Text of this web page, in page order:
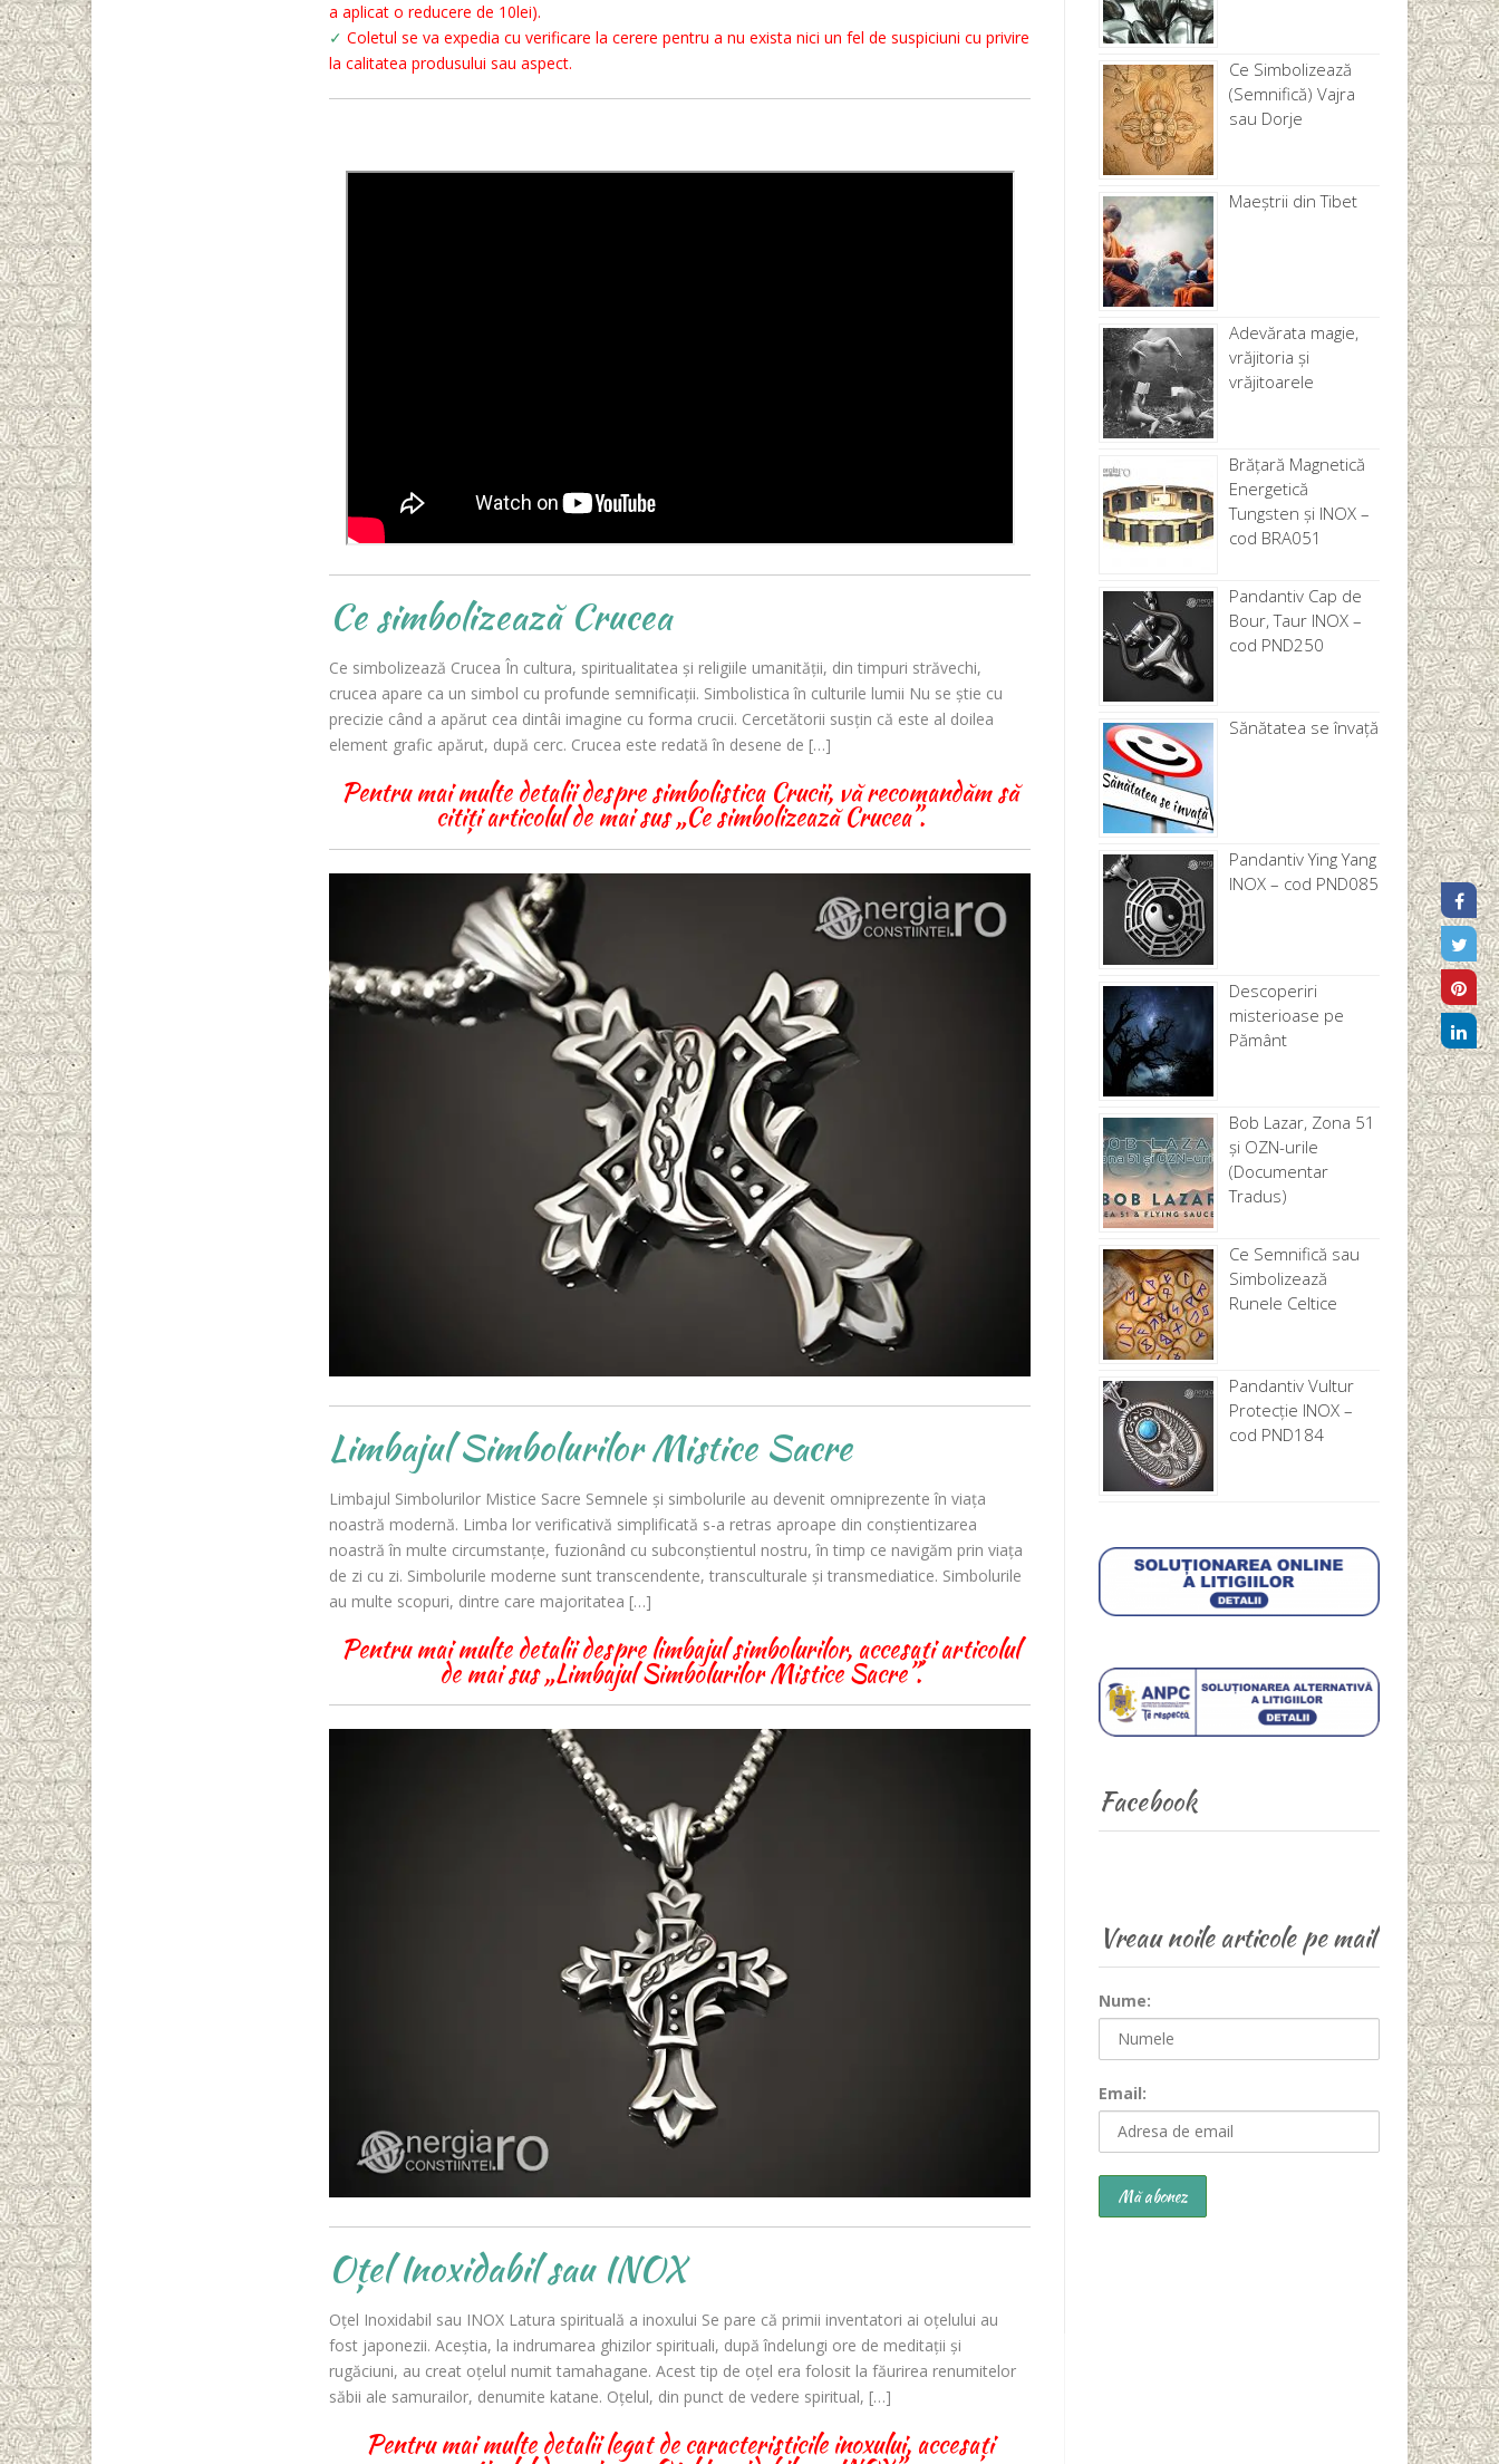
a aplicat o reducere de 10lei).
✓ Coletul se va expedia cu verificare la cerere pentru a nu exista nici un fel de suspiciuni cu privire
la calitatea produsului sau aspect.
Ce simbolizează Crucea
Ce simbolizează Crucea În cultura, spiritualitatea şi religiile umanităţii, din timpuri străvechi,
crucea apare ca un simbol cu profunde semnificaţii. Simbolistica în culturile lumii Nu se ştie cu
precizie când a apărut cea dintâi imagine cu forma crucii. Cercetătorii susţin că este al doilea
element grafic apărut, după cerc. Crucea este redată în desene de […]
Pentru mai multe detalii despre simbolistica Crucii, vă recomandăm să
citiți articolul de mai sus „Ce simbolizează Crucea”.
Limbajul Simbolurilor Mistice Sacre
Limbajul Simbolurilor Mistice Sacre Semnele și simbolurile au devenit omniprezente în viața
noastră modernă. Limba lor verificativă simplificată s-a retras aproape din conștientizarea
noastră în multe circumstanțe, fuzionând cu subconștientul nostru, în timp ce navigăm prin viața
de zi cu zi. Simbolurile moderne sunt transcendente, transculturale și transmediatice. Simbolurile
au multe scopuri, dintre care majoritatea […]
Pentru mai multe detalii despre limbajul simbolurilor, accesați articolul
de mai sus „Limbajul Simbolurilor Mistice Sacre”.
Oțel Inoxidabil sau INOX
Oțel Inoxidabil sau INOX Latura spirituală a inoxului Se pare că primii inventatori ai oțelului au
fost japonezii. Aceștia, la indrumarea ghizilor spirituali, după îndelungi ore de meditații și
rugăciuni, au creat oțelul numit tamahagane. Acest tip de oțel era folosit la făurirea renumitelor
săbii ale samurailor, denumite katane. Oțelul, din punct de vedere spiritual, […]
Pentru mai multe detalii legat de caracteristicile inoxului, accesați
Ce Simbolizează
(Semnifică) Vajra
sau Dorje
Maeștrii din Tibet
Adevărata magie,
vrăjitoria și
vrăjitoarele
Brăţară Magnetică
Energetică
Tungsten și INOX –
cod BRA051
Pandantiv Cap de
Bour, Taur INOX –
cod PND250
Sănătatea se învață
Pandantiv Ying Yang
INOX – cod PND085
Descoperiri
misterioase pe
Pământ
Bob Lazar, Zona 51
și OZN-urile
(Documentar
Tradus)
Ce Semnifică sau
Simbolizează
Runele Celtice
Pandantiv Vultur
Protecție INOX –
cod PND184
Facebook
Vreau noile articole pe mail
Nume:
Email: